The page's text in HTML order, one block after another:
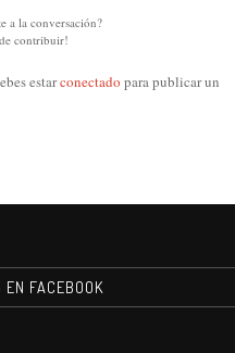
a la conversación?
contribuir!
estarconectado para publicar un
EN FACEBOOK